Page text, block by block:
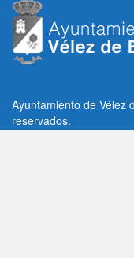
Ayuntamiento de Vélez
reservados.